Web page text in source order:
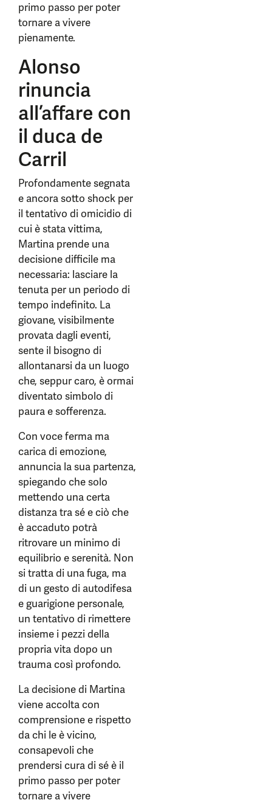
primo passo per poter
tornare a vivere
pienamente.
Alonso
rinuncia
all’affare con
il duca de
Carril
Profondamente segnata
e ancora sotto shock per
il tentativo di omicidio di
cui è stata vittima,
Martina prende una
decisione difficile ma
necessaria: lasciare la
tenuta per un periodo di
tempo indefinito. La
giovane, visibilmente
provata dagli eventi,
sente il bisogno di
allontanarsi da un luogo
che, seppur caro, è ormai
diventato simbolo di
paura e sofferenza.
Con voce ferma ma
carica di emozione,
annuncia la sua partenza,
spiegando che solo
mettendo una certa
distanza tra sé e ciò che
è accaduto potrà
ritrovare un minimo di
equilibrio e serenità. Non
si tratta di una fuga, ma
di un gesto di autodifesa
e guarigione personale,
un tentativo di rimettere
insieme i pezzi della
propria vita dopo un
trauma così profondo.
La decisione di Martina
viene accolta con
comprensione e rispetto
da chi le è vicino,
consapevoli che
prendersi cura di sé è il
primo passo per poter
tornare a vivere